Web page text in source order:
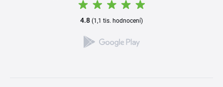
4.8 (1,1 tis. hodnocení)